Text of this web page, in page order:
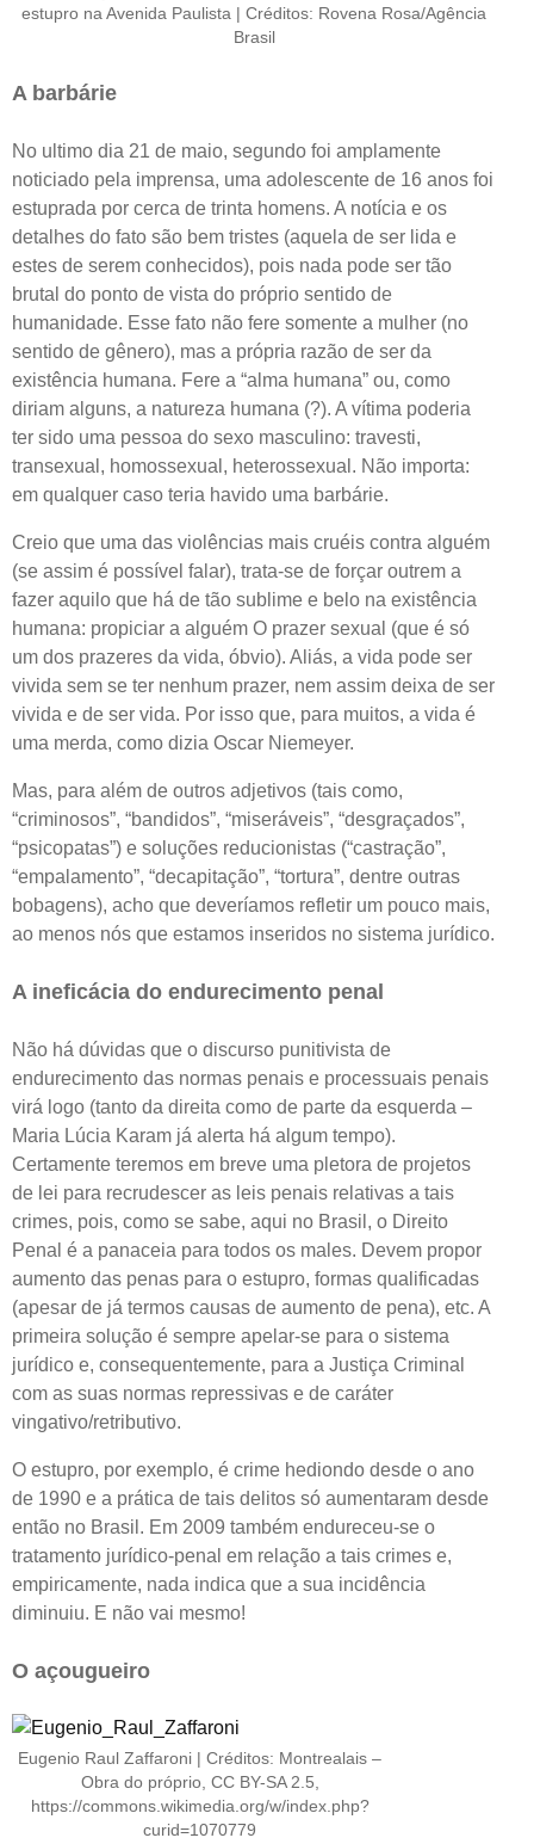
estupro na Avenida Paulista | Créditos: Rovena Rosa/Agência
Brasil
A barbárie
No ultimo dia 21 de maio, segundo foi amplamente
noticiado pela imprensa, uma adolescente de 16 anos foi
estuprada por cerca de trinta homens. A notícia e os
detalhes do fato são bem tristes (aquela de ser lida e
estes de serem conhecidos), pois nada pode ser tão
brutal do ponto de vista do próprio sentido de
humanidade. Esse fato não fere somente a mulher (no
sentido de gênero), mas a própria razão de ser da
existência humana. Fere a “alma humana” ou, como
diriam alguns, a natureza humana (?). A vítima poderia
ter sido uma pessoa do sexo masculino: travesti,
transexual, homossexual, heterossexual. Não importa:
em qualquer caso teria havido uma barbárie.
Creio que uma das violências mais cruéis contra alguém
(se assim é possível falar), trata-se de forçar outrem a
fazer aquilo que há de tão sublime e belo na existência
humana: propiciar a alguém O prazer sexual (que é só
um dos prazeres da vida, óbvio). Aliás, a vida pode ser
vivida sem se ter nenhum prazer, nem assim deixa de ser
vivida e de ser vida. Por isso que, para muitos, a vida é
uma merda, como dizia Oscar Niemeyer.
Mas, para além de outros adjetivos (tais como,
“criminosos”, “bandidos”, “miseráveis”, “desgraçados”,
“psicopatas”) e soluções reducionistas (“castração”,
“empalamento”, “decapitação”, “tortura”, dentre outras
bobagens), acho que deveríamos refletir um pouco mais,
ao menos nós que estamos inseridos no sistema jurídico.
A ineficácia do endurecimento penal
Não há dúvidas que o discurso punitivista de
endurecimento das normas penais e processuais penais
virá logo (tanto da direita como de parte da esquerda –
Maria Lúcia Karam já alerta há algum tempo).
Certamente teremos em breve uma pletora de projetos
de lei para recrudescer as leis penais relativas a tais
crimes, pois, como se sabe, aqui no Brasil, o Direito
Penal é a panaceia para todos os males. Devem propor
aumento das penas para o estupro, formas qualificadas
(apesar de já termos causas de aumento de pena), etc. A
primeira solução é sempre apelar-se para o sistema
jurídico e, consequentemente, para a Justiça Criminal
com as suas normas repressivas e de caráter
vingativo/retributivo.
O estupro, por exemplo, é crime hediondo desde o ano
de 1990 e a prática de tais delitos só aumentaram desde
então no Brasil. Em 2009 também endureceu-se o
tratamento jurídico-penal em relação a tais crimes e,
empiricamente, nada indica que a sua incidência
diminuiu. E não vai mesmo!
O açougueiro
Eugenio Raul Zaffaroni | Créditos: Montrealais –
Obra do próprio, CC BY-SA 2.5,
https://commons.wikimedia.org/w/index.php?
curid=1070779